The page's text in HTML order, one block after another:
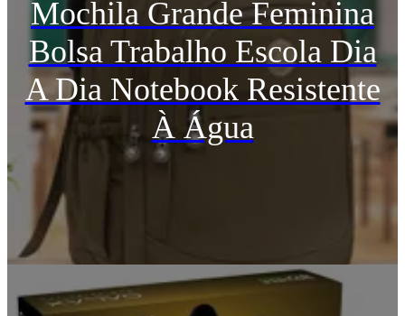
Mochila Grande Feminina
Bolsa Trabalho Escola Dia
A Dia Notebook Resistente
À Água